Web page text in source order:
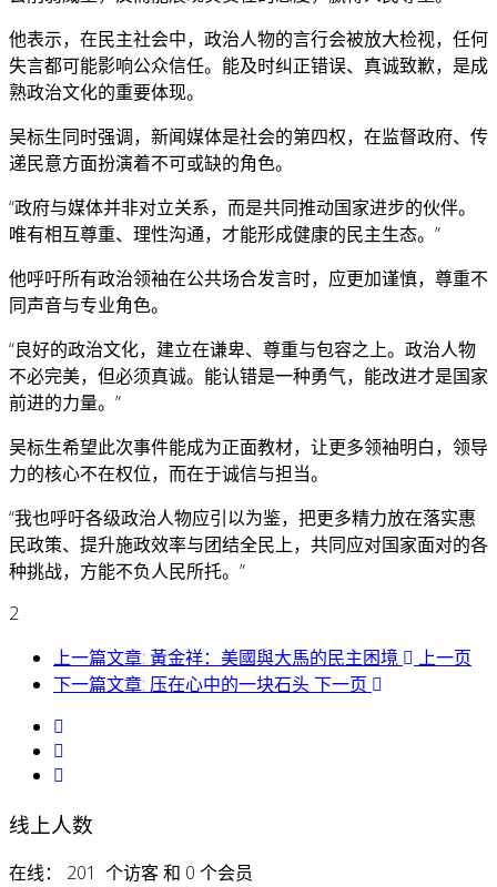
他表示，在民主社会中，政治人物的言行会被放大检视，任何
失言都可能影响公众信任。能及时纠正错误、真诚致歉，是成
熟政治文化的重要体现。
吴标生同时强调，新闻媒体是社会的第四权，在监督政府、传
递民意方面扮演着不可或缺的角色。
“政府与媒体并非对立关系，而是共同推动国家进步的伙伴。
唯有相互尊重、理性沟通，才能形成健康的民主生态。”
他呼吁所有政治领袖在公共场合发言时，应更加谨慎，尊重不
同声音与专业角色。
“良好的政治文化，建立在谦卑、尊重与包容之上。政治人物
不必完美，但必须真诚。能认错是一种勇气，能改进才是国家
前进的力量。”
吴标生希望此次事件能成为正面教材，让更多领袖明白，领导
力的核心不在权位，而在于诚信与担当。
“我也呼吁各级政治人物应引以为鉴，把更多精力放在落实惠
民政策、提升施政效率与团结全民上，共同应对国家面对的各
种挑战，方能不负人民所托。”
2
上一篇文章: 黃金祥：美國與大馬的民主困境
上一页
下一篇文章: 压在心中的一块石头下一页
线上人数
在线： 201 个访客 和 0 个会员